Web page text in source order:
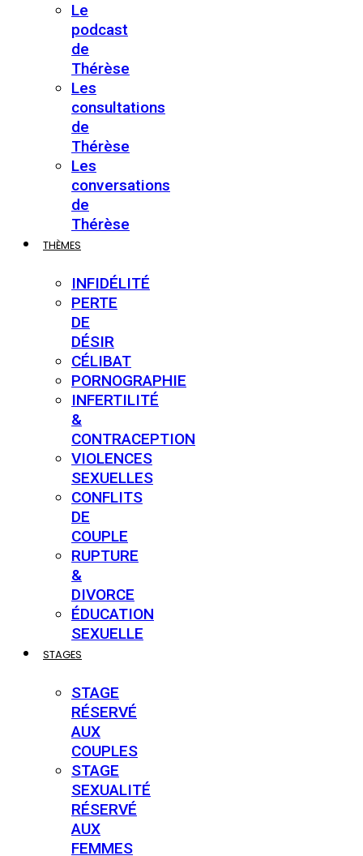
Le
podcast
de
Thérèse
Les
consultations
de
Thérèse
Les
conversations
de
Thérèse
THÈMES
INFIDÉLITÉ
PERTE
DE
DÉSIR
CÉLIBAT
PORNOGRAPHIE
INFERTILITÉ
&
CONTRACEPTION
VIOLENCES
SEXUELLES
CONFLITS
DE
COUPLE
RUPTURE
&
DIVORCE
ÉDUCATION
SEXUELLE
STAGES
STAGE
RÉSERVÉ
AUX
COUPLES
STAGE
SEXUALITÉ
RÉSERVÉ
AUX
FEMMES